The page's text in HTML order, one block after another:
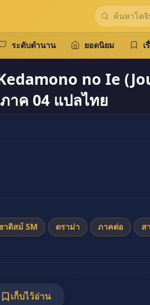
ระดับตำนาน ยอดนิยม เ
no Ie
าค 04 แปลไทย
าดิสม์ SM ดราม่า ภาคต่อ
ส
เก็บไว้อ่าน